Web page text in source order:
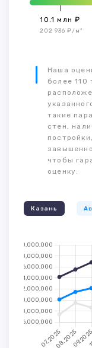
10.1 млн ₽
202 936 ₽/м²
Наша
более 110
такие
стен,
чтобы
оценку.
Казань